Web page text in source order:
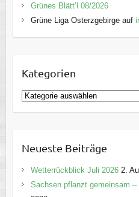
Grünes Blätt’l 08/2026
Grüne Liga Osterzgebirge auf
Kategorien
K
a
g
o
r
Neueste Beiträge
Wetterrückblick Juli 2026 2.
Sachsen pflanzt gemeinsam –